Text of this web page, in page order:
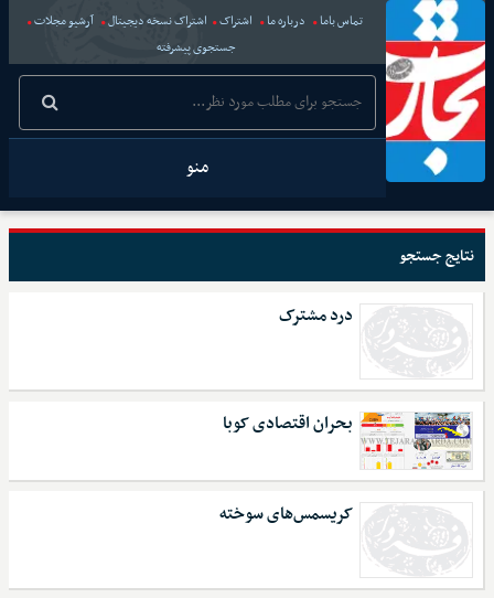
تماس باما درباره ما اشتراک اشتراک نسخه دیجیتال
آرشیو مجلات
جستجوی پیشرفته
منو
نتایج جستجو
درد مشترک
بحران اقتصادی کوبا
کریسمس‌های سوخته